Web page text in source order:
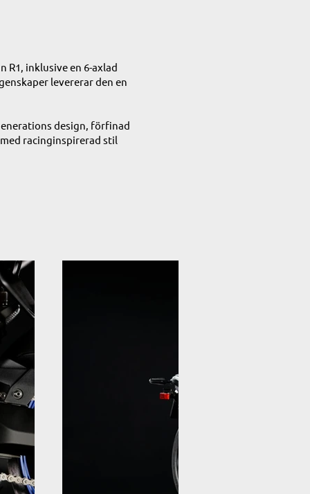
R1, inklusive en 6-axlad
levererar den en
design, förfinad
racinginspirerad stil